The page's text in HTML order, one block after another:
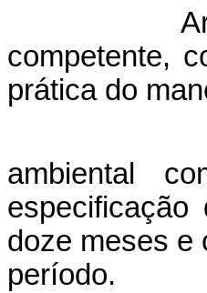
competente,
prática do
ambiental
doze meses e
período.